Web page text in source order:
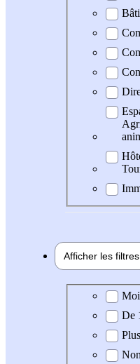
Afficher les
Expérience
De